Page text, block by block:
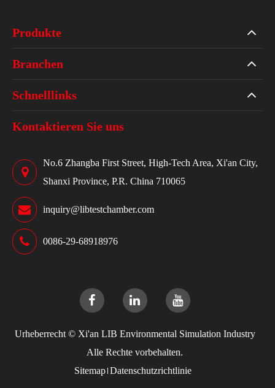
Produkte
Branchen
Schnelllinks
Kontaktieren Sie uns
No.6 Zhangba First Street, High-Tech Area, Xi'an City,
Shanxi Province, P.R. China 710065
inquiry@libtestchamber.com
0086-29-68918976
Urheberrecht © Xi'an LIB Environmental Simulation Industry
Alle Rechte vorbehalten.
Sitemap Datenschutzrichtlinie